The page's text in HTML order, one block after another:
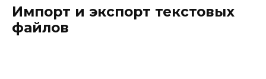
Импорт и экспорт текстовых
файлов